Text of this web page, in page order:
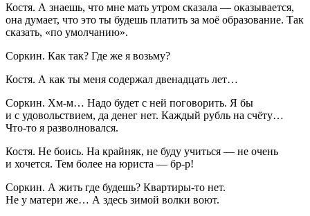
Костя. А знаешь, что мне мать утром сказала — оказывается,
она думает, что это ты будешь платить за моё образование. Так
сказать, «по умолчанию».
Соркин. Как так? Где же я возьму?
Костя. А как ты меня содержал двенадцать лет…
Соркин. Хм-м… Надо будет с ней поговорить. Я бы
и с удовольствием, да денег нет. Каждый рубль на счёту…
Что-то я разволновался.
Костя. Не боись. На крайняк, не буду учиться — не очень
и хочется. Тем более на юриста — бр-р!
Соркин. А жить где будешь? Квартиры-то нет.
Не у матери же… А здесь зимой волки воют.